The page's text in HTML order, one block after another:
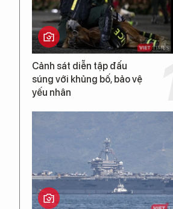
Cảnh sát diễn tập đấu
súng với khủng bố, bảo vệ
yếu nhân